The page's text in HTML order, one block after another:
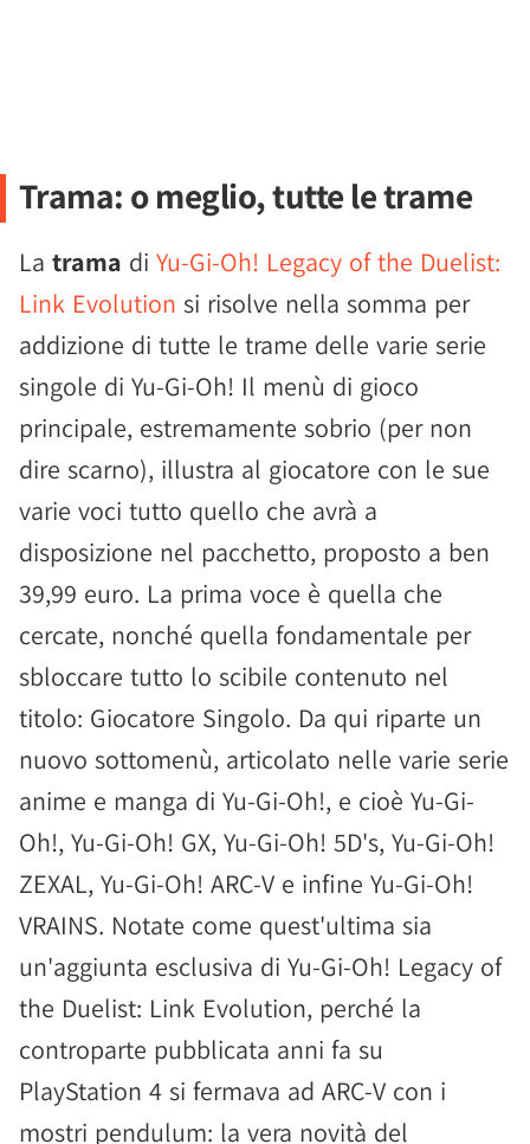
Trama: o meglio, tutte le trame
La trama di Yu-Gi-Oh! Legacy of the Duelist:
Link Evolution si risolve nella somma per
addizione di tutte le trame delle varie serie
singole di Yu-Gi-Oh! Il menù di gioco
principale, estremamente sobrio (per non
dire scarno), illustra al giocatore con le sue
varie voci tutto quello che avrà a
disposizione nel pacchetto, proposto a ben
39,99 euro. La prima voce è quella che
cercate, nonché quella fondamentale per
sbloccare tutto lo scibile contenuto nel
titolo: Giocatore Singolo. Da qui riparte un
nuovo sottomenù, articolato nelle varie serie
anime e manga di Yu-Gi-Oh!, e cioè Yu-Gi-
Oh!, Yu-Gi-Oh! GX, Yu-Gi-Oh! 5D's, Yu-Gi-Oh!
ZEXAL, Yu-Gi-Oh! ARC-V e infine Yu-Gi-Oh!
VRAINS. Notate come quest'ultima sia
un'aggiunta esclusiva di Yu-Gi-Oh! Legacy of
the Duelist: Link Evolution, perché la
controparte pubblicata anni fa su
PlayStation 4 si fermava ad ARC-V con i
mostri pendulum: la vera novità del